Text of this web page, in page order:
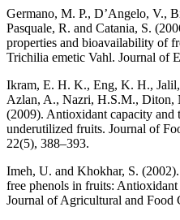
Germano, M. P., D’Angelo, V.,
Pasquale, R. and Catania, S.
properties and bioavailability of
Trichilia emetic Vahl. Journal of
Ikram, E. H. K., Eng, K. H.,
Azlan, A., Nazri, H.S.M.,
(2009). Antioxidant capacity and
underutilized fruits. Journal of
22(5), 388–393.
Imeh, U. and Khokhar, S.
free phenols in fruits:
Journal of Agricultural and Food